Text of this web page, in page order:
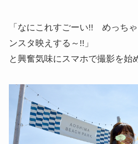
「なにこれすごーい!! めっち
ンスタ映えする～!!」
と興奮気味にスマホで撮影を始